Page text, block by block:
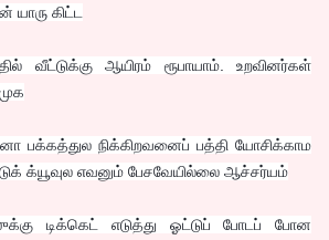
யாரு கிட்ட
வீட்டுக்கு ஆயிரம் ரூபாயாம். உறவினர்கள்
பக்கத்துல நிக்கிறவனைப் பத்தி யோசிக்காம
க்யூவுல எவனும் பேசவேயில்லை ஆச்சர்யம்
டிக்கெட் எடுத்து ஓட்டுப் போடப் போன